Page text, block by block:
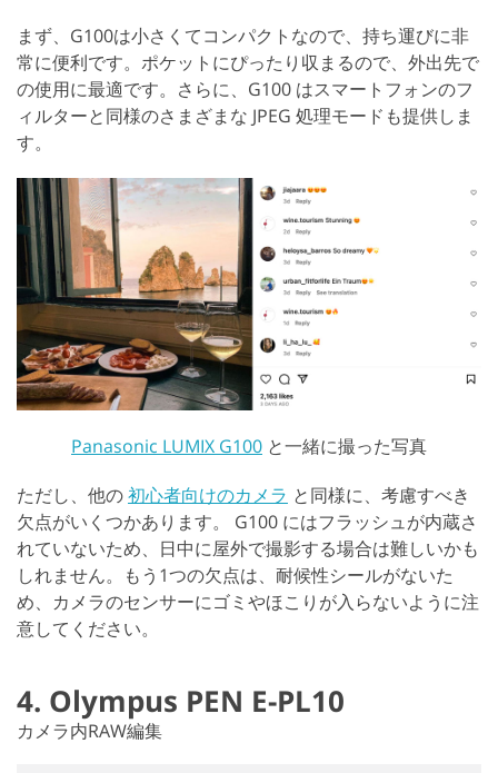
まず、G100は小さくてコンパクトなので、持ち運びに非
常に便利です。ポケットにぴったり収まるので、外出先で
の使用に最適です。さらに、G100 はスマートフォンのフ
ィルターと同様のさまざまな JPEG 処理モードも提供しま
す。
Panasonic LUMIX G100 と一緒に撮った写真
ただし、他の初心者向けのカメラ と同様に、考慮すべき
欠点がいくつかあります。 G100 にはフラッシュが内蔵さ
れていないため、日中に屋外で撮影する場合は難しいかも
しれません。もう1つの欠点は、耐候性シールがないた
め、カメラのセンサーにゴミやほこりが入らないように注
意してください。
4. Olympus PEN E-PL10
カメラ内RAW編集